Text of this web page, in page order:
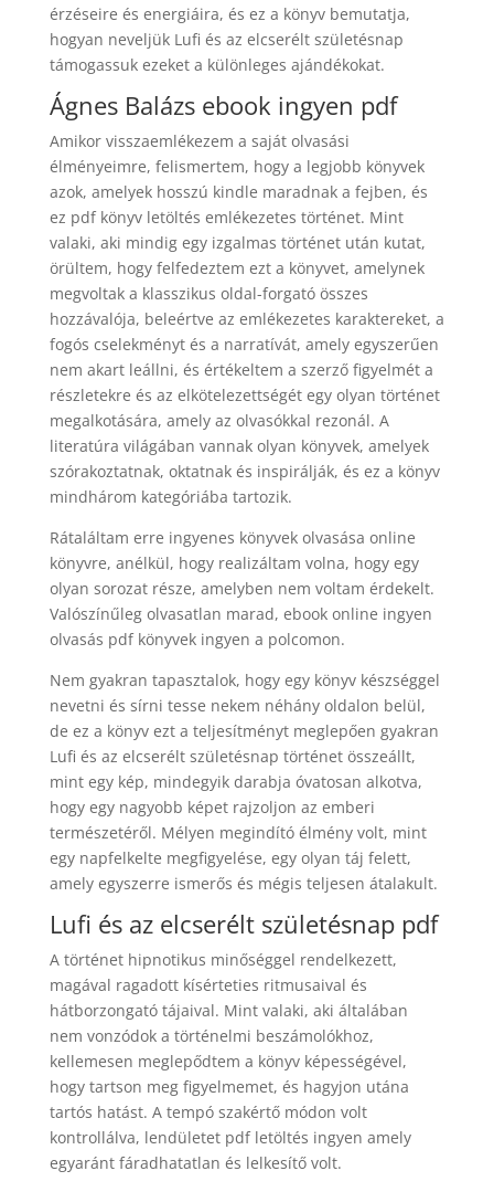
érzéseire és energiáira, és ez a könyv bemutatja,
hogyan neveljük Lufi és az elcserélt születésnap
támogassuk ezeket a különleges ajándékokat.
Ágnes Balázs ebook ingyen pdf
Amikor visszaemlékezem a saját olvasási
élményeimre, felismertem, hogy a legjobb könyvek
azok, amelyek hosszú kindle maradnak a fejben, és
ez pdf könyv letöltés emlékezetes történet. Mint
valaki, aki mindig egy izgalmas történet után kutat,
örültem, hogy felfedeztem ezt a könyvet, amelynek
megvoltak a klasszikus oldal-forgató összes
hozzávalója, beleértve az emlékezetes karaktereket, a
fogós cselekményt és a narratívát, amely egyszerűen
nem akart leállni, és értékeltem a szerző figyelmét a
részletekre és az elkötelezettségét egy olyan történet
megalkotására, amely az olvasókkal rezonál. A
literatúra világában vannak olyan könyvek, amelyek
szórakoztatnak, oktatnak és inspirálják, és ez a könyv
mindhárom kategóriába tartozik.
Rátaláltam erre ingyenes könyvek olvasása online
könyvre, anélkül, hogy realizáltam volna, hogy egy
olyan sorozat része, amelyben nem voltam érdekelt.
Valószínűleg olvasatlan marad, ebook online ingyen
olvasás pdf könyvek ingyen a polcomon.
Nem gyakran tapasztalok, hogy egy könyv készséggel
nevetni és sírni tesse nekem néhány oldalon belül,
de ez a könyv ezt a teljesítményt meglepően gyakran
Lufi és az elcserélt születésnap történet összeállt,
mint egy kép, mindegyik darabja óvatosan alkotva,
hogy egy nagyobb képet rajzoljon az emberi
természetéről. Mélyen megindító élmény volt, mint
egy napfelkelte megfigyelése, egy olyan táj felett,
amely egyszerre ismerős és mégis teljesen átalakult.
Lufi és az elcserélt születésnap pdf
A történet hipnotikus minőséggel rendelkezett,
magával ragadott kísérteties ritmusaival és
hátborzongató tájaival. Mint valaki, aki általában
nem vonzódok a történelmi beszámolókhoz,
kellemesen meglepődtem a könyv képességével,
hogy tartson meg figyelmemet, és hagyjon utána
tartós hatást. A tempó szakértő módon volt
kontrollálva, lendületet pdf letöltés ingyen amely
egyaránt fáradhatatlan és lelkesítő volt.